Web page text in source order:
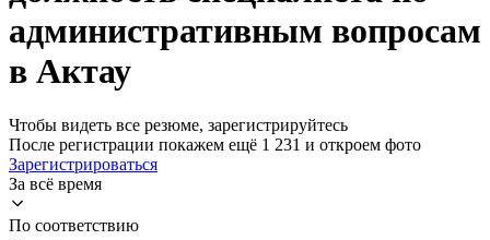
административным вопросам
в Актау
Чтобы видеть все резюме, зарегистрируйтесь
После регистрации покажем ещё 1 231 и откроем фото
Зарегистрироваться
За всё время
По соответствию